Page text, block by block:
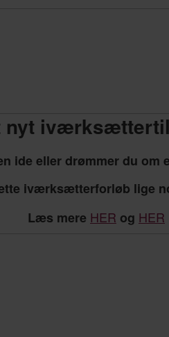
nyt
ide eller drømmer du om
iværksætterforløb lige
Læs mere HER og HER